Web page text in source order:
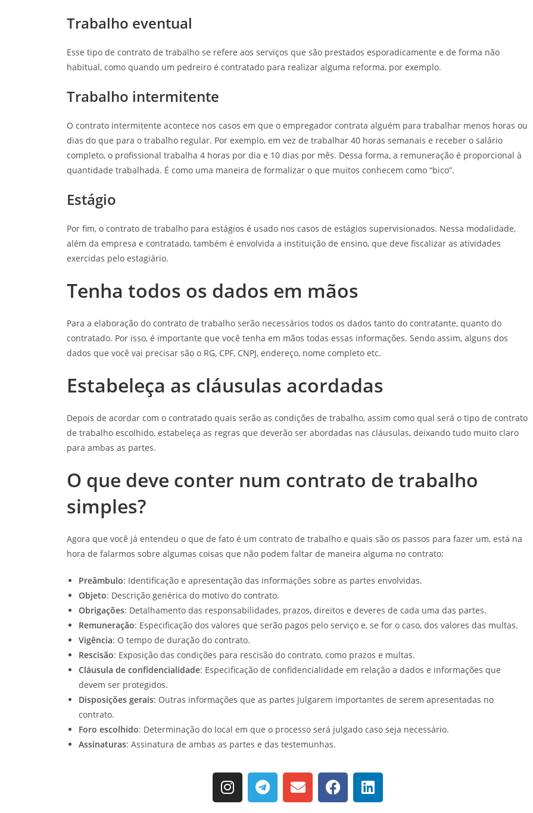
Trabalho eventual
Esse tipo de contrato de trabalho se refere aos serviços que são prestados esporadicamente e de forma não
habitual, como quando um pedreiro é contratado para realizar alguma reforma, por exemplo.
Trabalho intermitente
O contrato intermitente acontece nos casos em que o empregador contrata alguém para trabalhar menos horas ou
dias do que para o trabalho regular. Por exemplo, em vez de trabalhar 40 horas semanais e receber o salário
completo, o profissional trabalha 4 horas por dia e 10 dias por mês. Dessa forma, a remuneração é proporcional à
quantidade trabalhada. É como uma maneira de formalizar o que muitos conhecem como “bico”.
Estágio
Por fim, o contrato de trabalho para estágios é usado nos casos de estágios supervisionados. Nessa modalidade,
além da empresa e contratado, também é envolvida a instituição de ensino, que deve fiscalizar as atividades
exercidas pelo estagiário.
Tenha todos os dados em mãos
Para a elaboração do contrato de trabalho serão necessários todos os dados tanto do contratante, quanto do
contratado. Por isso, é importante que você tenha em mãos todas essas informações. Sendo assim, alguns dos
dados que você vai precisar são o RG, CPF, CNPJ, endereço, nome completo etc.
Estabeleça as cláusulas acordadas
Depois de acordar com o contratado quais serão as condições de trabalho, assim como qual será o tipo de contrato
de trabalho escolhido, estabeleça as regras que deverão ser abordadas nas cláusulas, deixando tudo muito claro
para ambas as partes.
O que deve conter num contrato de trabalho
simples?
Agora que você já entendeu o que de fato é um contrato de trabalho e quais são os passos para fazer um, está na
hora de falarmos sobre algumas coisas que não podem faltar de maneira alguma no contrato:
Preâmbulo: Identificação e apresentação das informações sobre as partes envolvidas.
Objeto: Descrição genérica do motivo do contrato.
Obrigações: Detalhamento das responsabilidades, prazos, direitos e deveres de cada uma das partes.
Remuneração: Especificação dos valores que serão pagos pelo serviço e, se for o caso, dos valores das multas.
Vigência: O tempo de duração do contrato.
Rescisão: Exposição das condições para rescisão do contrato, como prazos e multas.
Cláusula de confidencialidade: Especificação de confidencialidade em relação a dados e informações que
devem ser protegidos.
Disposições gerais: Outras informações que as partes julgarem importantes de serem apresentadas no
contrato.
Foro escolhido: Determinação do local em que o processo será julgado caso seja necessário.
Assinaturas: Assinatura de ambas as partes e das testemunhas.